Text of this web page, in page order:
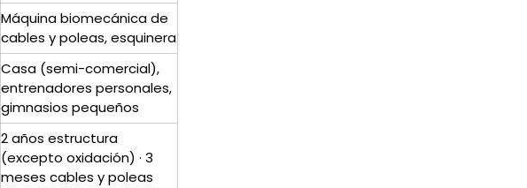
Máquina biomecánica de
cables y poleas, esquinera
Casa (semi-comercial),
entrenadores personales,
gimnasios pequeños
2 años estructura
(excepto oxidación) · 3
meses cables y poleas